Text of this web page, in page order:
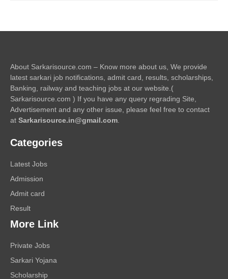
About Sarkarisource.com – Know more about us, We provide
latest sarkari job notifications, admit card, results, scholarships,
Banking, railway and teaching jobs at our website.(
Sarkarisource.com ) If you have any query regrading Site,
Advertisement and any other issue, please feel free to contact
at Sarkarisource.in@gmail.com.
Categories
Latest Jobs
Admission
Admit card
Result
More Link
Private Jobs
Sarkari Yojana
Scholarship